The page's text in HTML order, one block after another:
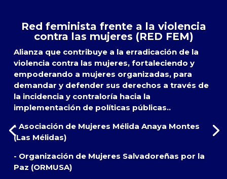
Red feminista frente a la violencia
contra las mujeres (RED FEM)
Alianza que contribuye a la erradicación de la
violencia contra las mujeres, fortaleciendo y
empoderando a mujeres organizadas, para
demandar y defender sus derechos a través de
la incidencia y contraloría hacia la
implementación de políticas públicas..
- Asociación de Mujeres Mélida Anaya Montes
(Las Mélidas)
- Organización de Mujeres Salvadoreñas por la
Paz (ORMUSA)